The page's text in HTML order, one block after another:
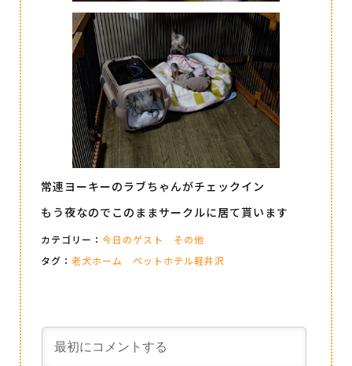
常連ヨーキーのラブちゃんがチェックイン
もう夜なのでこのままサークルに居て貰います
カテゴリー： 今日のゲスト
その他
タグ： 老犬ホーム ペットホテル軽井沢